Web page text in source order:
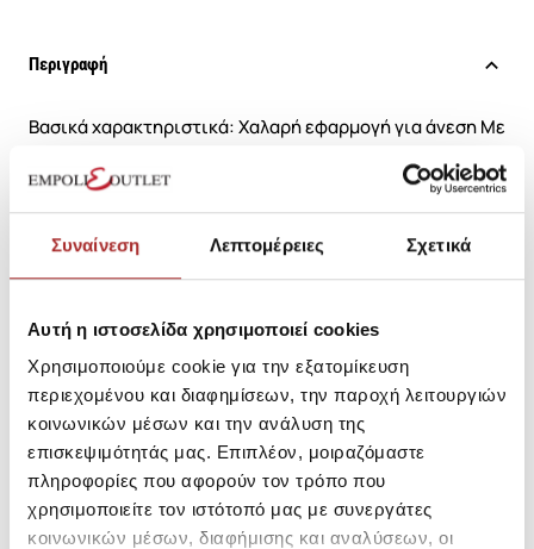
Συναίνεση Λεπτομέρειες Σχετικά
Αυτή η ιστοσελίδα χρησιμοποιεί cookies
Χρησιμοποιούμε cookie για την εξατομίκευση
περιεχομένου και διαφημίσεων, την παροχή λειτουργιών
κοινωνικών μέσων και την ανάλυση της
επισκεψιμότητάς μας. Επιπλέον, μοιραζόμαστε
πληροφορίες που αφορούν τον τρόπο που
χρησιμοποιείτε τον ιστότοπό μας με συνεργάτες
κοινωνικών μέσων, διαφήμισης και αναλύσεων, οι
Περιγραφή
Βασικά χαρακτηριστικά: Χαλαρή εφαρμογή για άνεση Με
Μπροστά τσέπες Κλείσιμο με φερμουάρ σε όλο το μήκος
Σύνθεση: 80% Βαμβάκι, 20% Πολυεστέρας
Κωδικός Κατασκευαστή: 1370409
Αποστολές Προϊόντων